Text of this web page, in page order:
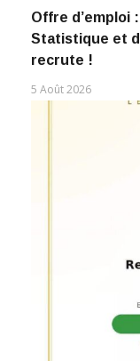
Offre d’emploi
Statistique et
recrute !
5 Août 2026